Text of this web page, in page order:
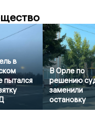
в
пытался
В Орле по
решению
заменили
остановку